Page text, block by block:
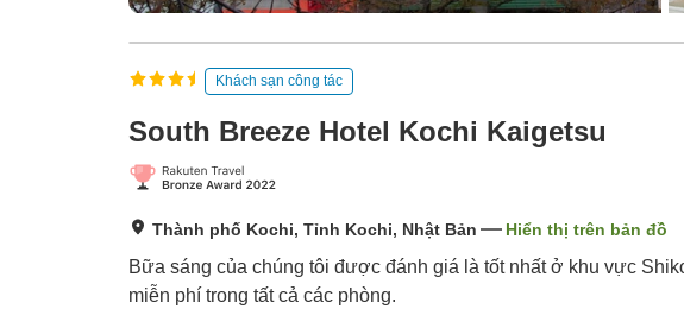
Khách sạn công tác
South Breeze Hotel Kochi Kaigetsu
Thành phố Kochi, Tỉnh Kochi, Nhật Bản Hiển thị trên bản đồ
Bữa sáng của chúng tôi được đánh giá là tốt nhất ở khu vực
miễn phí trong tất cả các phòng.